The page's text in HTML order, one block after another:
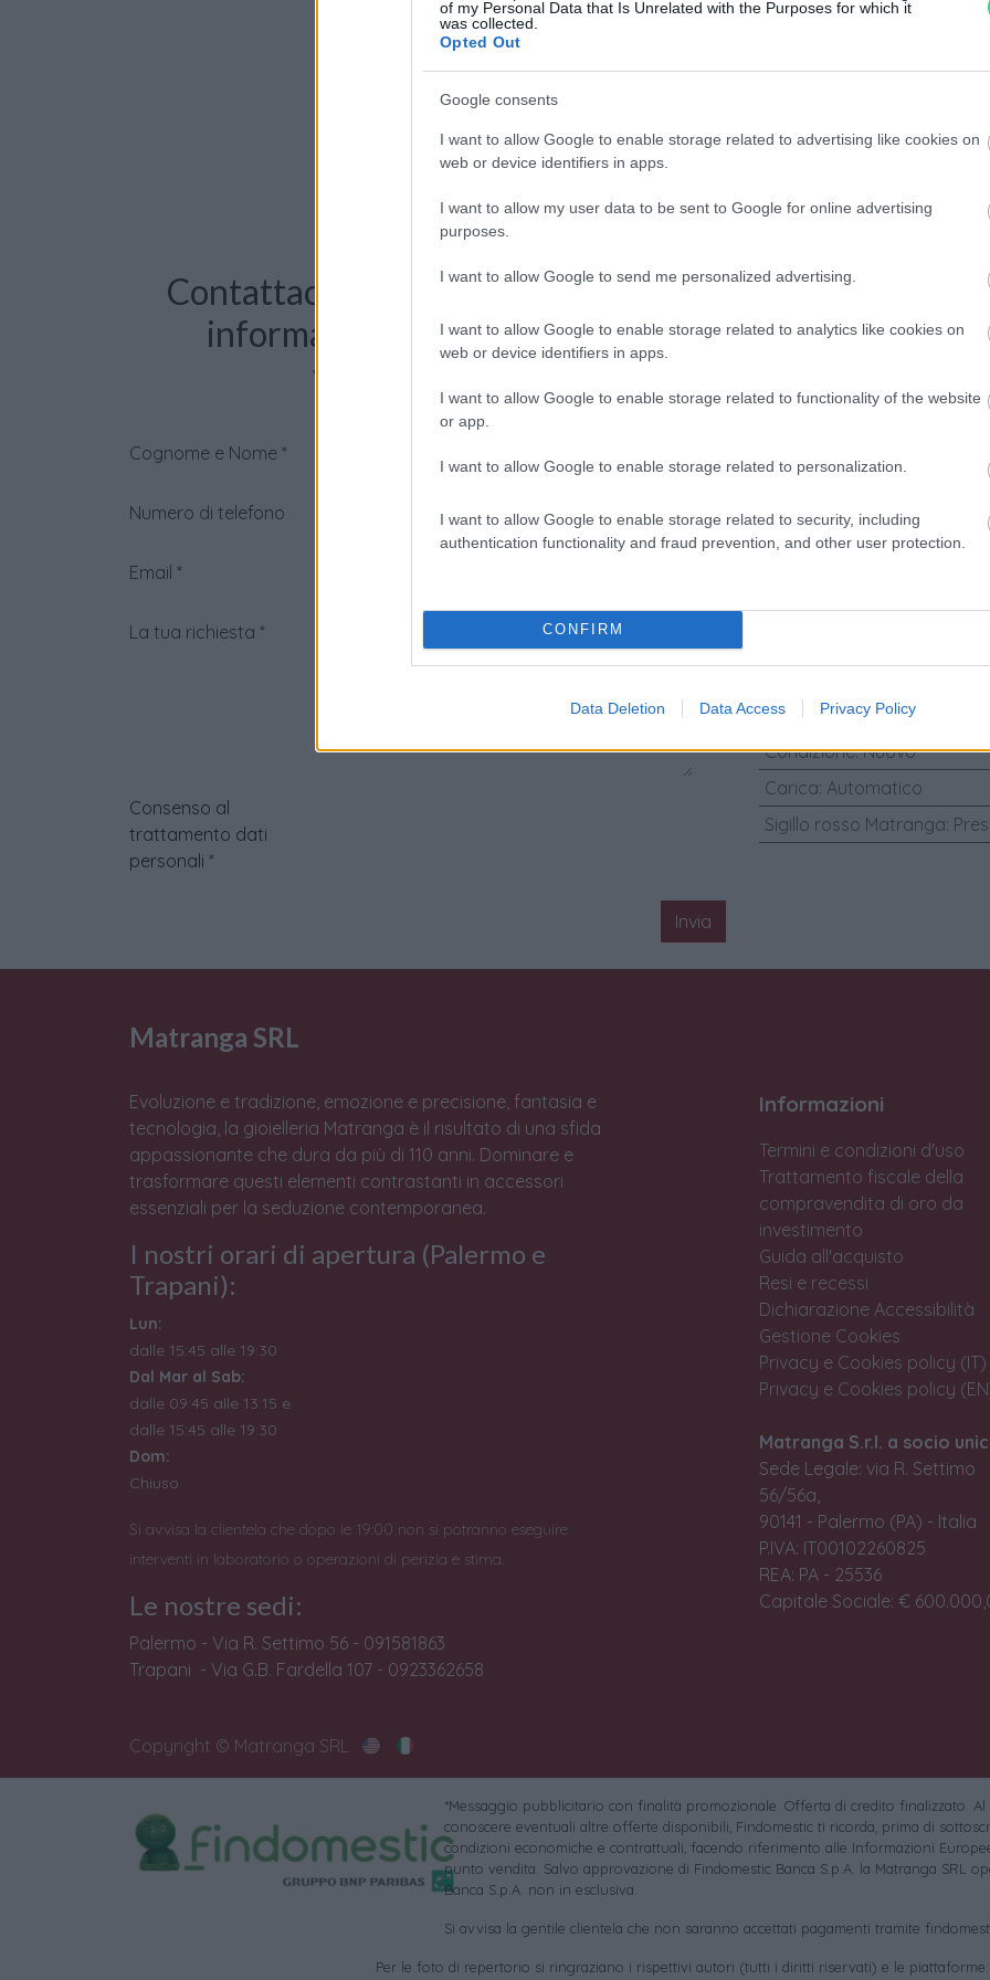
of my Personal Data that Is Unrelated with the Purposes for which it
was collected.
Opted Out
Google consents
I want to allow Google to enable storage related to advertising like cookies on
web or device identifiers in apps.
I want to allow my user data to be sent to Google for online advertising
purposes.
I want to allow Google to send me personalized advertising.
I want to allow Google to enable storage related to analytics like cookies on
web or device identifiers in apps.
I want to allow Google to enable storage related to functionality of the website
or app.
I want to allow Google to enable storage related to personalization.
I want to allow Google to enable storage related to security, including
authentication functionality and fraud prevention, and other user protection.
CONFIRM
Data Deletion Data Access Privacy Policy
per
Contattaci per richiedere maggiori
informazioni o prenotare una
videochiamata:
Cognome e Nome *
Numero di telefono
Email *
La tua richiesta *
Consenso al
trattamento dati
personali *
Invia
Timewalker
con scatola e
Modello:Montblanc -
Materiali Cinturino
:Pelle
Diametro Cassa (mm):42
Genere:Orologio da uomo/
Condizione:Nuovo
Carica: Automatico
Sigillo rosso Matranga:
Matranga SRL
Evoluzione e tradizione, emozione e precisione, fantasia e
tecnologia, la gioielleria Matranga è il risultato di una sfida
appassionante che dura da più di 110 anni. Dominare e
trasformare questi elementi contrastanti in accessori
essenziali per la seduzione contemporanea.
I nostri orari di apertura (Palermo e
Trapani):
Lun:
dalle 15:45 alle 19:30
Dal Mar al Sab:
dalle 09:45 alle 13:15 e
dalle 15:45 alle 19:30
Dom:
Chiuso
Si avvisa la clientela che dopo le 19:00 non si potranno eseguire
interventi in laboratorio o operazioni di perizia e stima.
Le nostre sedi:
Palermo - Via R. Settimo 56 - 091581863
Trapani - Via G.B. Fardella 107 - 0923362658
Informazioni
Termini e condizioni d'uso
Trattamento fiscale della
compravendita di oro da
investimento
Guida all'acquisto
Resi e recessi
Dichiarazione Accessibilità
Gestione Cookies
Privacy e Cookies policy (IT)
Privacy e Cookies policy
Matranga S.r.l. a socio
Sede Legale: via R. Settimo
56/56a,
90141 - Palermo (PA) - Italia
P.IVA: IT00102260825
REA: PA - 25536
Capitale Sociale: €
Copyright © Matranga SRL
*Messaggio pubblicitario con finalità promozionale. Offerta di credito finalizzato.
conoscere eventuali altre offerte disponibili, Findomestic ti ricorda, prima di
condizioni economiche e contrattuali, facendo riferimento alle Informazioni
punto vendita. Salvo approvazione di Findomestic Banca S.p.A. la Matranga SRL
Banca S.p.A. non in esclusiva.
Si avvisa la gentile clientela che non saranno accettati pagamenti tramite
Per le foto di repertorio si ringraziano i rispettivi autori (tutti i diritti riservati) e le piattaforme: